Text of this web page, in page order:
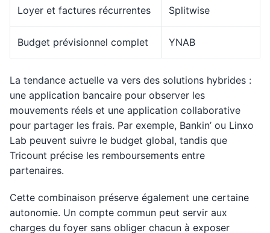
Loyer et factures récurrentes Splitwise
Budget prévisionnel complet YNAB
La tendance actuelle va vers des solutions hybrides :
une application bancaire pour observer les
mouvements réels et une application collaborative
pour partager les frais. Par exemple, Bankin’ ou Linxo
Lab peuvent suivre le budget global, tandis que
Tricount précise les remboursements entre
partenaires.
Cette combinaison préserve également une certaine
autonomie. Un compte commun peut servir aux
charges du foyer sans obliger chacun à exposer